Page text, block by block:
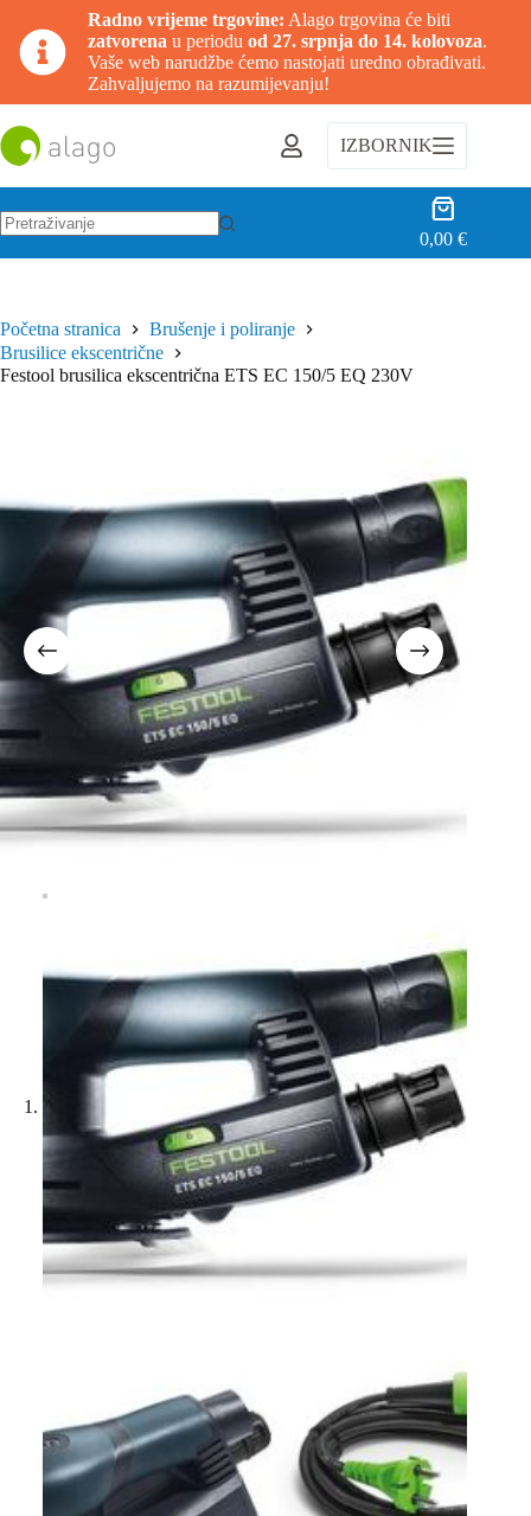
Radno vrijeme trgovine: Alago trgovina će biti
zatvorena u periodu od 27. srpnja do 14. kolovoza.
Vaše web narudžbe ćemo nastojati uredno obrađivati.
Zahvaljujemo na razumijevanju!
na
sadržaj
IZBORNIK
Košarica
0,00€
Početna stranica
Brušenje i poliranje
Brusilice ekscentrične
Festool brusilica ekscentrična ETS EC 150/5 EQ 230V